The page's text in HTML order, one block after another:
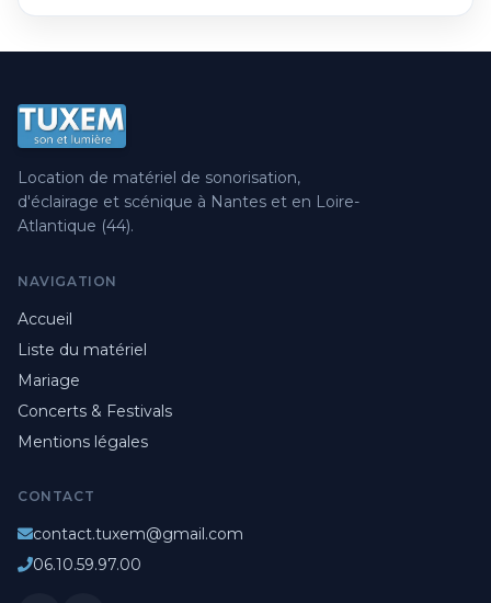
Location de matériel de sonorisation,
d'éclairage et scénique à Nantes et en Loire-
Atlantique (44).
NAVIGATION
Accueil
Liste du matériel
Mariage
Concerts & Festivals
Mentions légales
CONTACT
contact.tuxem@gmail.com
06.10.59.97.00